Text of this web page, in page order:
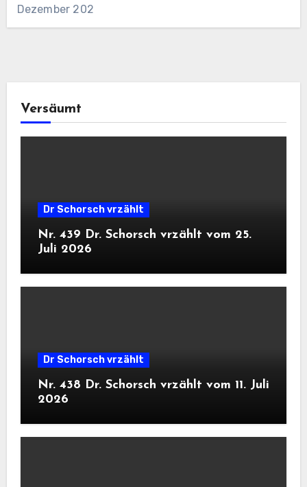
Dezember 202
Versäumt
Dr Schorsch vrzählt
Nr. 439 Dr. Schorsch vrzählt vom 25.
Juli 2026
Dr Schorsch vrzählt
Nr. 438 Dr. Schorsch vrzählt vom 11. Juli
2026